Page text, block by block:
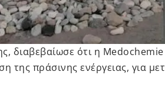
διαβεβαίωσε ότι η
της πράσινης ενέργειας, για